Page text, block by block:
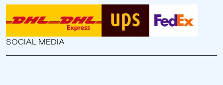
SOCIAL MEDIA